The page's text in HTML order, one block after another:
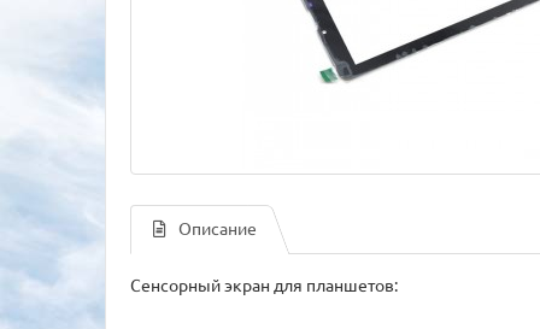
Описание
Сенсорный экран для планшетов: